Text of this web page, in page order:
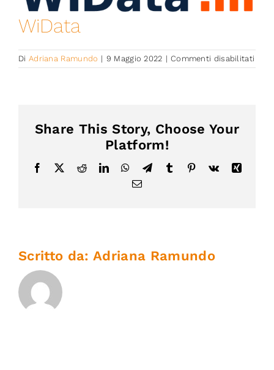
Iniziative
News ed Eventi
Piattaforma First
Piattaforma SmartCommunities
WiData
Di Adriana Ramundo | 9 Maggio 2022 | Commenti disabilitati
Share This Story, Choose Your
Platform!
Facebook RedditLinkedInWhatsApp
TelegramTumblr Pinterest
Vk
Xing
Email
Scritto da: Adriana Ramundo